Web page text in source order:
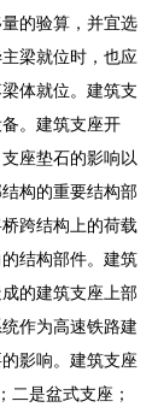
的验算，并宜选
梁就位时，也应
体就位。建筑支
。建筑支座开
座垫石的影响以
构的重要结构部
跨结构上的荷载
结构部件。建筑
的建筑支座上部
作为高速铁路建
影响。建筑支座
二是盆式支座；